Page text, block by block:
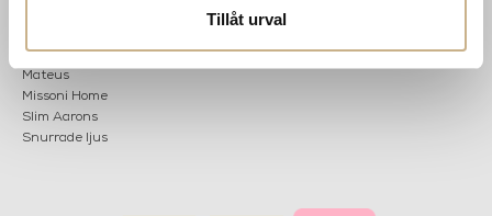
Tillåt urval
Louise Roe
Mateus
Missoni Home
Slim Aarons
Snurrade ljus